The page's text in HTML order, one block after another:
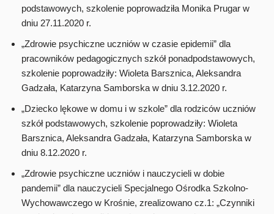
podstawowych, szkolenie poprowadziła Monika Prugar w
dniu 27.11.2020 r.
„Zdrowie psychiczne uczniów w czasie epidemii” dla
pracowników pedagogicznych szkół ponadpodstawowych,
szkolenie poprowadziły: Wioleta Barsznica, Aleksandra
Gadzała, Katarzyna Samborska w dniu 3.12.2020 r.
„Dziecko lękowe w domu i w szkole” dla rodziców uczniów
szkół podstawowych, szkolenie poprowadziły: Wioleta
Barsznica, Aleksandra Gadzała, Katarzyna Samborska w
dniu 8.12.2020 r.
„Zdrowie psychiczne uczniów i nauczycieli w dobie
pandemii” dla nauczycieli Specjalnego Ośrodka Szkolno-
Wychowawczego w Krośnie, zrealizowano cz.1: „Czynniki